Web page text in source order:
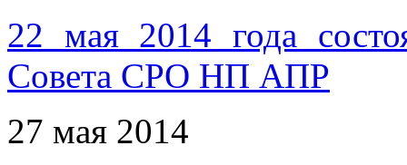
22 мая 2014 года
Совета СРО НП АПР
27 мая 2014